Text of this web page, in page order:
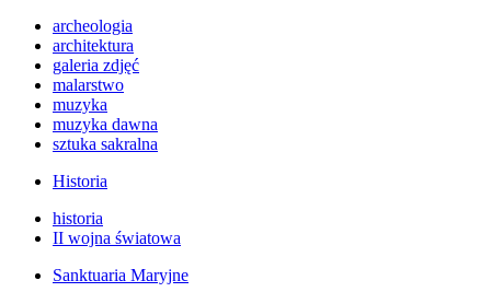
archeologia
architektura
galeria zdjęć
malarstwo
muzyka
muzyka dawna
sztuka sakralna
Historia
historia
II wojna światowa
Sanktuaria Maryjne